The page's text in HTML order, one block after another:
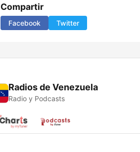
Compartir
Facebook Twitter
Radios de Venezuela
Radio y Podcasts